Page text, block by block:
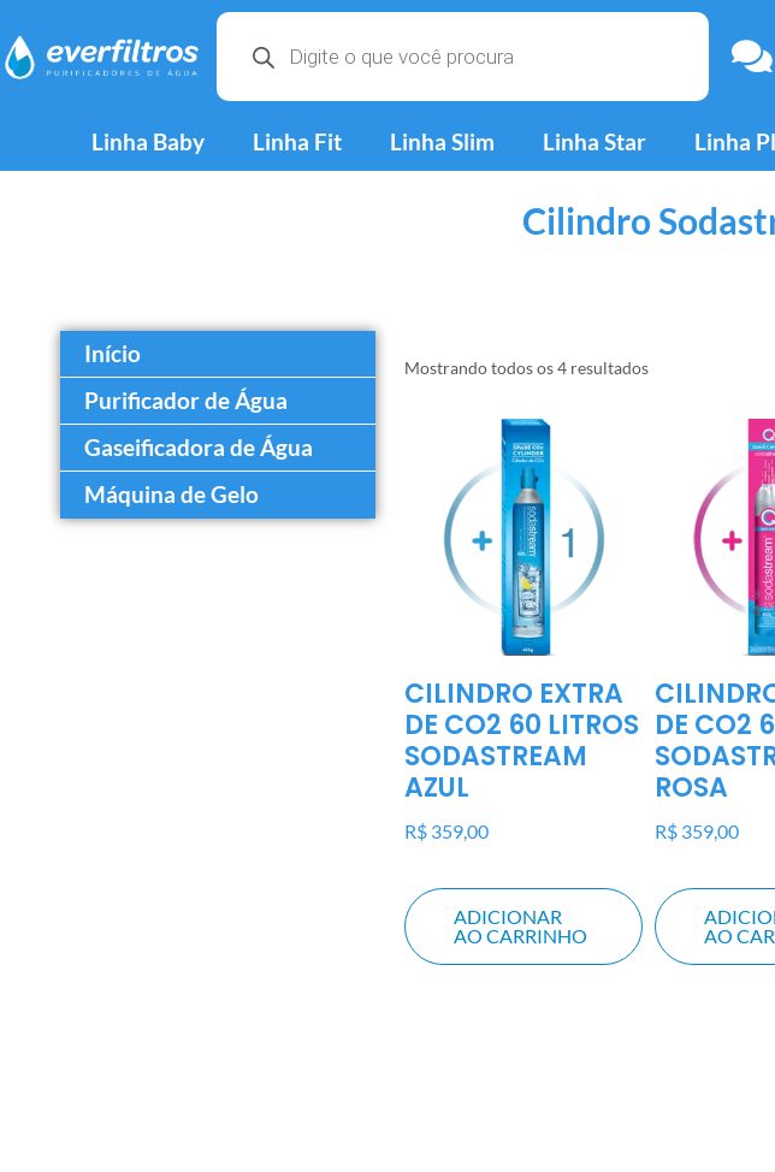
Linha Baby Linha Fit Linha Slim Linha Star Linha
Cilindro
Início
Purificador de Água
Gaseificadora de Água
Máquina de Gelo
Mostrando todos os 4 resultados
CILINDRO EXTRA
DE CO2 60 LITROS
SODASTREAM
AZUL
R$ 359,00
ADICIONAR
AO CARRINHO
DE CO2
ROSA
R$359,00
AO